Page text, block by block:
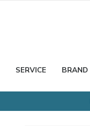
SERVICE BRAND